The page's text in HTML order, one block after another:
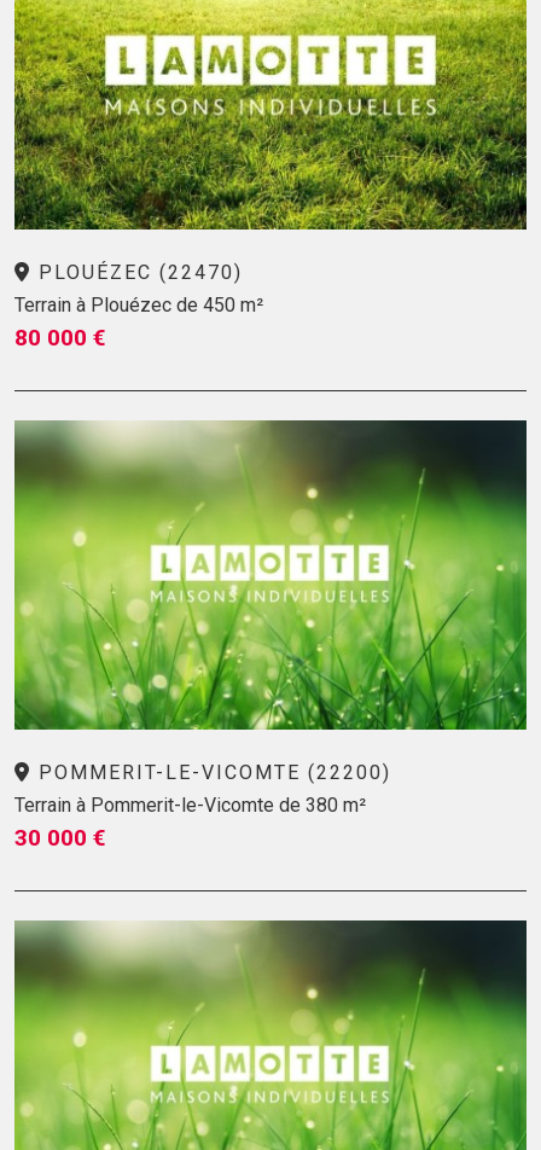
PLOUÉZEC (22470)
Terrain à Plouézec de 450 m²
80 000 €
POMMERIT-LE-VICOMTE (22200)
Terrain à Pommerit-le-Vicomte de 380 m²
30 000 €